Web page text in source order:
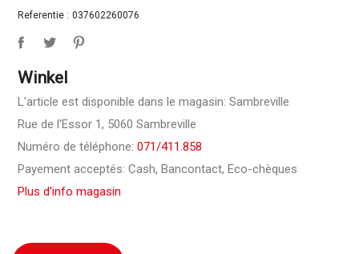
Referentie : 037602260076
Winkel
L'article est disponible dans le magasin: Sambreville
Rue de l'Essor 1, 5060 Sambreville
Numéro de téléphone:071/411.858
Payement acceptés: Cash, Bancontact, Eco-chèques
Plus d'info magasin